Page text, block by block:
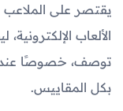
يقتصر على الملاعب
الألعاب
توصف، خصوصًا
بكل المقاييس.